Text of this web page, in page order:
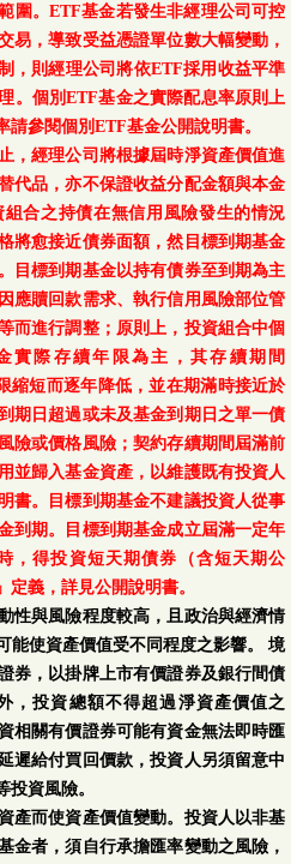
圍。ETF基金若發生非經理公司可控
易，導致受益憑證單位數大幅變動，
，則經理公司將依ETF採用收益平準
。個別ETF基金之實際配息率原則上
參閱個別ETF基金公開說明書。
，經理公司將根據屆時淨資產價值進
代品，亦不保證收益分配金額與本金
合之持債在無信用風險發生的情況
將愈接近債券面額，然目標到期基金
目標到期基金以持有債券至到期為主
應贖回款需求、執行信用風險部位管
而進行調整；原則上，投資組合中個
實際存續年限為主，其存續期間
縮短而逐年降低，並在期滿時接近於
期日超過或未及基金到期日之單一債
險或價格風險；契約存續期間屆滿前
並歸入基金資產，以維護既有投資人
書。目標到期基金不建議投資人從事
到期。目標到期基金成立屆滿一定年
，得投資短天期債券（含短天期公
義，詳見公開說明書。
性與風險程度較高，且政治與經濟情
能使資產價值受不同程度之影響。 境
券，以掛牌上市有價證券及銀行間債
，投資總額不得超過淨資產價值之
相關有價證券可能有資金無法即時匯
遲給付買回價款，投資人另須留意中
投資風險。
產而使資產價值變動。投資人以非基
金者，須自行承擔匯率變動之風險，